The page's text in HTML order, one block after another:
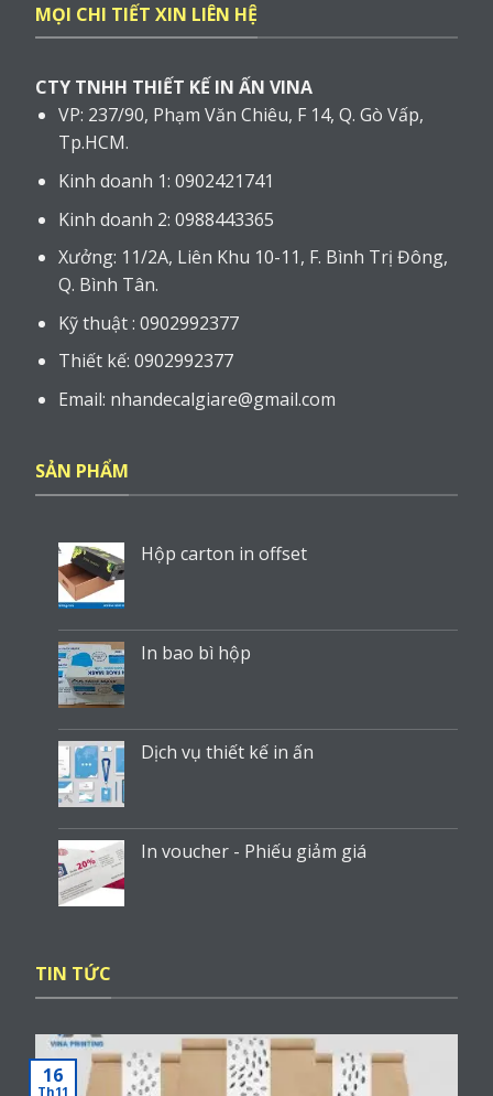
MỌI CHI TIẾT XIN LIÊN HỆ
CTY TNHH THIẾT KẾ IN ẤN VINA
VP: 237/90, Phạm Văn Chiêu, F 14, Q. Gò Vấp,
Tp.HCM.
Kinh doanh 1: 0902421741
Kinh doanh 2: 0988443365
Xưởng: 11/2A, Liên Khu 10-11, F. Bình Trị Đông,
Q. Bình Tân.
Kỹ thuật : 0902992377
Thiết kế: 0902992377
Email: nhandecalgiare@gmail.com
SẢN PHẨM
Hộp carton in offset
In bao bì hộp
Dịch vụ thiết kế in ấn
In voucher - Phiếu giảm giá
TIN TỨC
16
Th11